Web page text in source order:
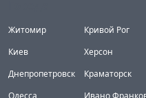
Житомир
Киев
Днепропетровск
Одесса
Кривой Рог
Херсон
Краматорск
Ивано